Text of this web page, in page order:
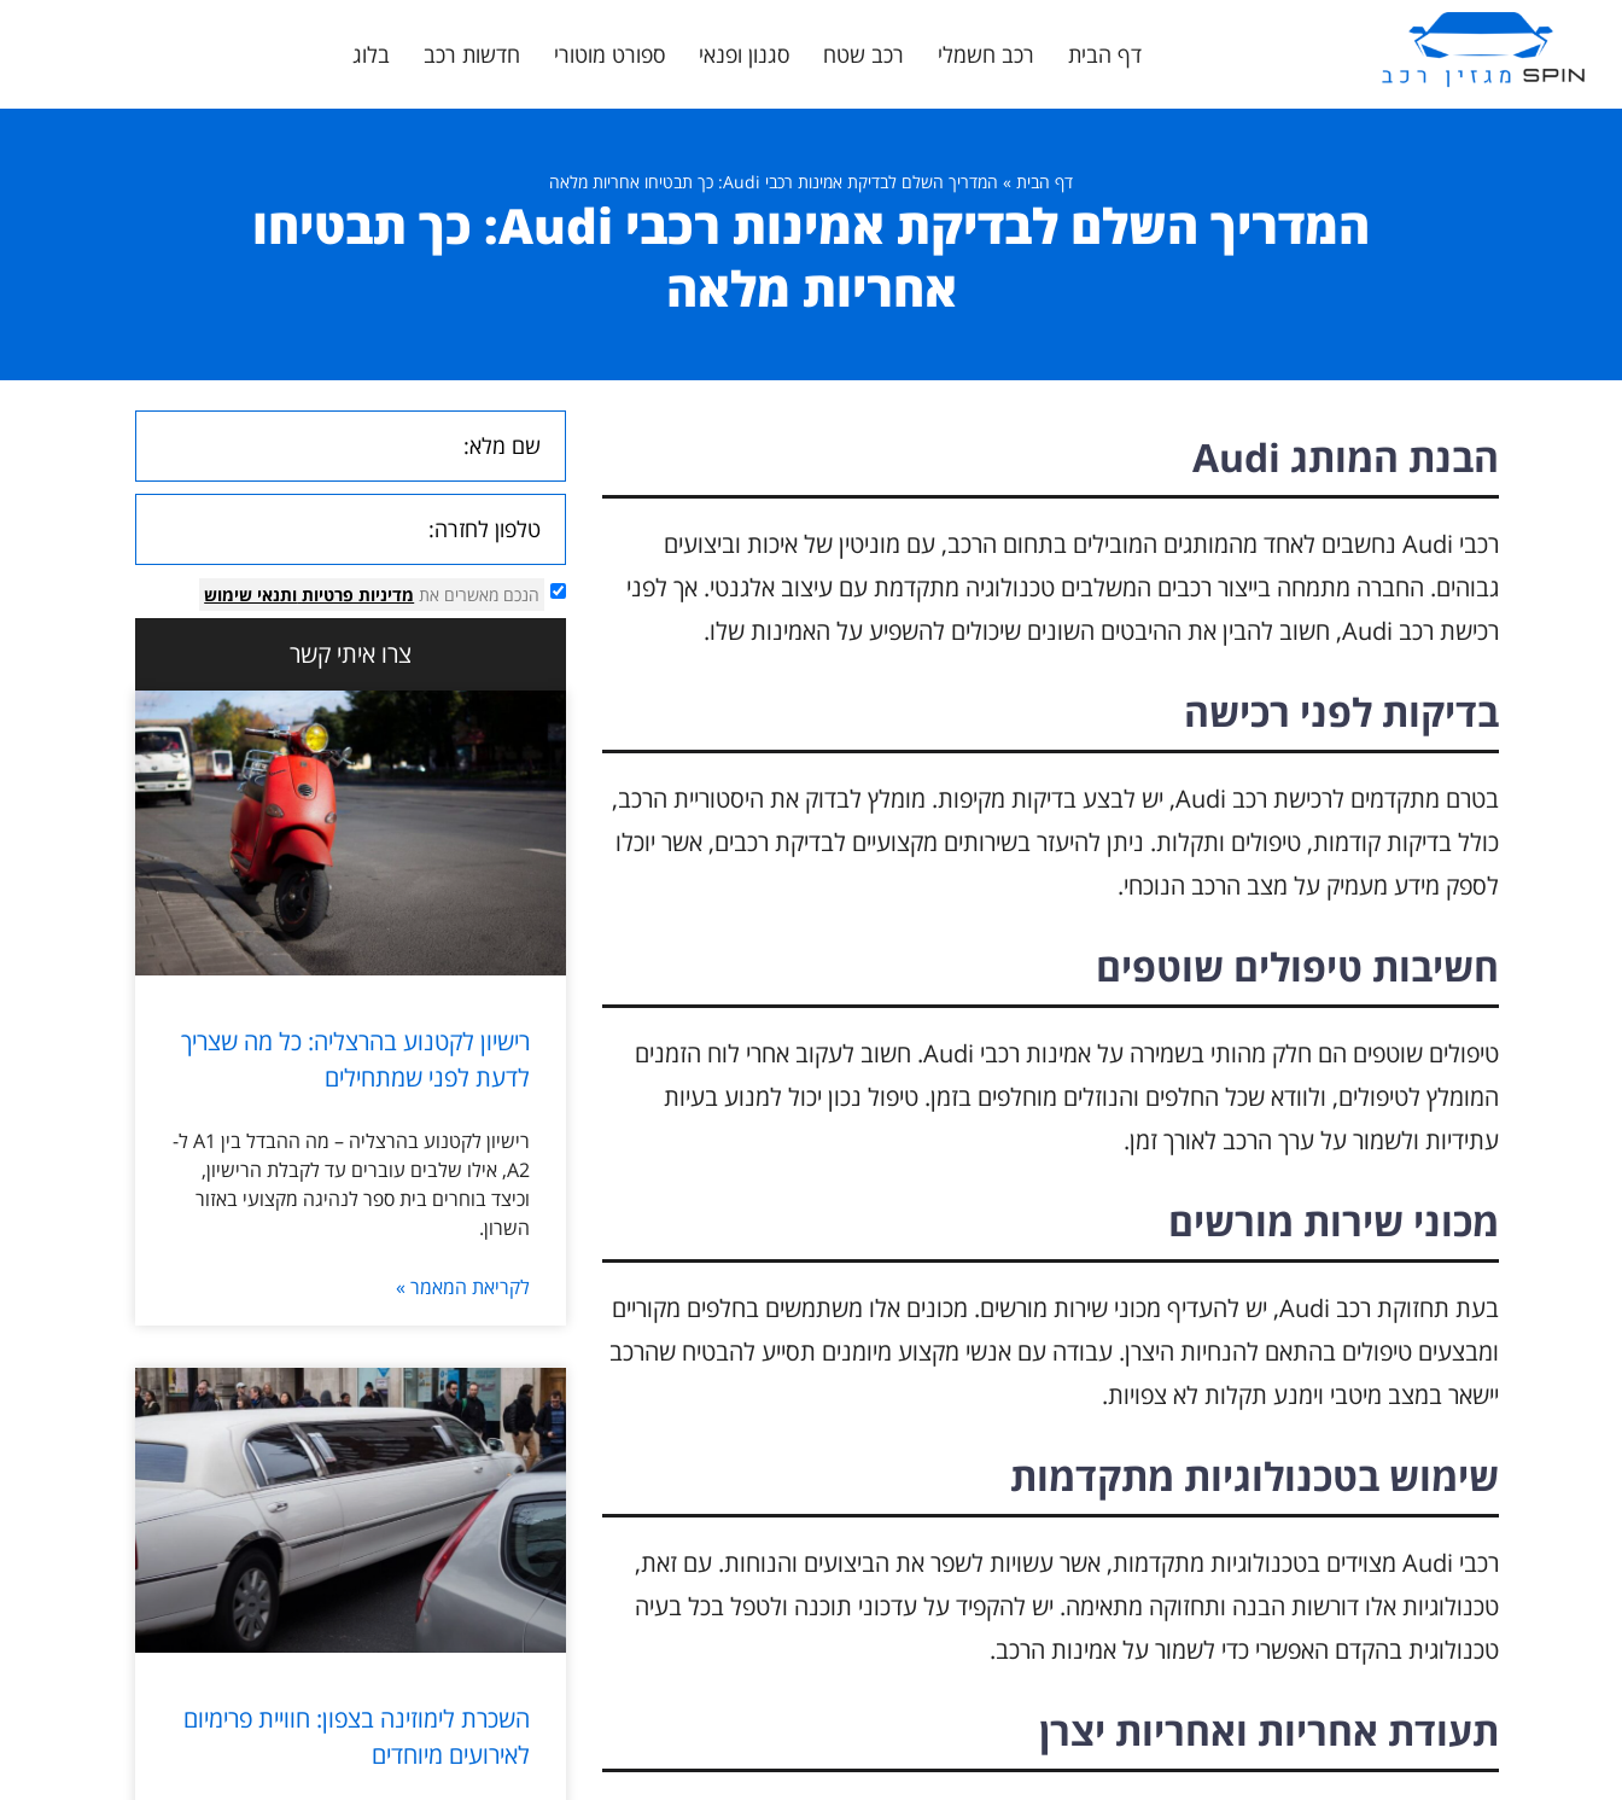
דף הבית רכב חשמלי רכב שטח סגנון ופנאי ספורט מוטורי חדשות רכב בלוג
דף הבית » המדריך השלם לבדיקת אמינות רכבי Audi: כך תבטיחו אחריות מלאה
המדריך השלם לבדיקת אמינות רכבי Audi: כך תבטיחו
אחריות מלאה
הבנת המותג Audi
רכבי Audi נחשבים לאחד מהמותגים המובילים בתחום הרכב, עם מוניטין של איכות וביצועים
גבוהים. החברה מתמחה בייצור רכבים המשלבים טכנולוגיה מתקדמת עם עיצוב אלגנטי. אך לפני
רכישת רכב Audi, חשוב להבין את ההיבטים השונים שיכולים להשפיע על האמינות שלו.
בדיקות לפני רכישה
בטרם מתקדמים לרכישת רכב Audi, יש לבצע בדיקות מקיפות. מומלץ לבדוק את היסטוריית הרכב,
כולל בדיקות קודמות, טיפולים ותקלות. ניתן להיעזר בשירותים מקצועיים לבדיקת רכבים, אשר יוכלו
לספק מידע מעמיק על מצב הרכב הנוכחי.
חשיבות טיפולים שוטפים
טיפולים שוטפים הם חלק מהותי בשמירה על אמינות רכבי Audi. חשוב לעקוב אחרי לוח הזמנים
המומלץ לטיפולים, ולוודא שכל החלפים והנוזלים מוחלפים בזמן. טיפול נכון יכול למנוע בעיות
עתידיות ולשמור על ערך הרכב לאורך זמן.
מכוני שירות מורשים
בעת תחזוקת רכב Audi, יש להעדיף מכוני שירות מורשים. מכונים אלו משתמשים בחלפים מקוריים
ומבצעים טיפולים בהתאם להנחיות היצרן. עבודה עם אנשי מקצוע מיומנים תסייע להבטיח שהרכב
יישאר במצב מיטבי וימנע תקלות לא צפויות.
שימוש בטכנולוגיות מתקדמות
רכבי Audi מצוידים בטכנולוגיות מתקדמות, אשר עשויות לשפר את הביצועים והנוחות. עם זאת,
טכנולוגיות אלו דורשות הבנה ותחזוקה מתאימה. יש להקפיד על עדכוני תוכנה ולטפל בכל בעיה
טכנולוגית בהקדם האפשרי כדי לשמור על אמינות הרכב.
תעודת אחריות ואחריות יצרן
הנכם מאשרים את מדיניות פרטיות ותנאי שימוש
צרו איתי קשר
רישיון לקטנוע בהרצליה: כל מה שצריך
לדעת לפני שמתחילים
רישיון לקטנוע בהרצליה – מה ההבדל בין A1 ל-
A2, אילו שלבים עוברים עד לקבלת הרישיון,
וכיצד בוחרים בית ספר לנהיגה מקצועי באזור
השרון.
לקריאת המאמר »
השכרת לימוזינה בצפון: חוויית פרימיום
לאירועים מיוחדים